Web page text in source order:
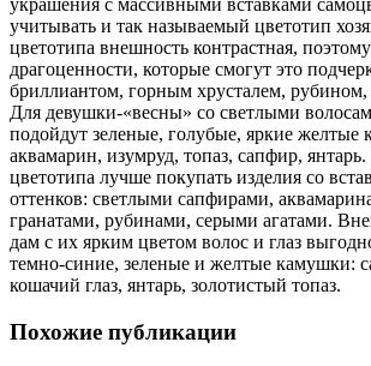
украшения с массивными вставками
учитывать и так называемый цветотип
цветотипа внешность контрастная,
драгоценности, которые смогут это
бриллиантом, горным хрусталем,
Для девушки-«весны» со светлыми
подойдут зеленые, голубые, яркие желтые
аквамарин, изумруд, топаз, сапфир,
цветотипа лучше покупать изделия со
оттенков: светлыми сапфирами,
гранатами, рубинами, серыми агатами.
дам с их ярким цветом волос и глаз
темно-синие, зеленые и желтые камушки:
кошачий глаз, янтарь, золотистый топаз.
Похожие публикации